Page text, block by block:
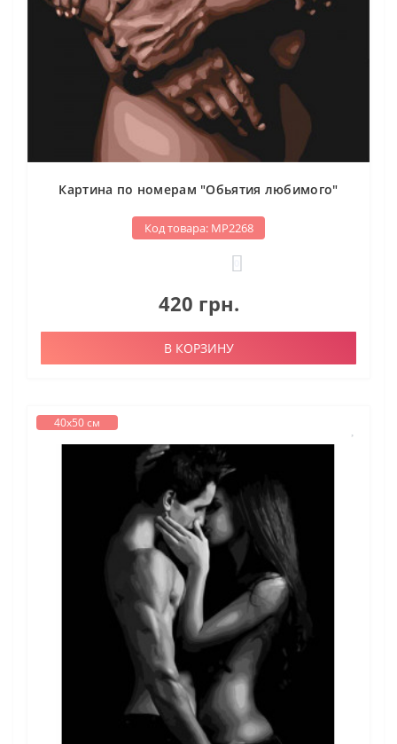
Картина по номерам "Обьятия любимого"
Код товара: МР2268
420 грн.
В КОРЗИНУ
40х50 см